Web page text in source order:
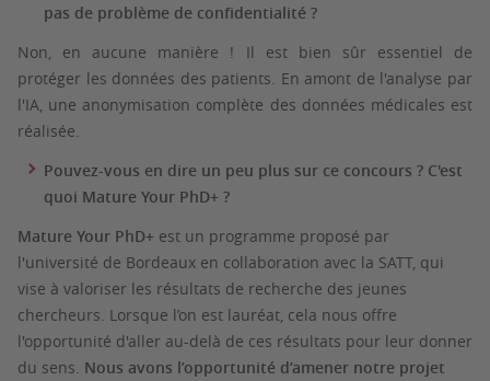
pas de problème de confidentialité ?
Non, en aucune manière ! Il est bien sûr essentiel de
protéger les données des patients. En amont de l'analyse par
l'IA, une anonymisation complète des données médicales est
réalisée.
Pouvez-vous en dire un peu plus sur ce concours ? C'est
quoi Mature Your PhD+ ?
Mature Your PhD+ est un programme proposé par
l'université de Bordeaux en collaboration avec la SATT, qui
vise à valoriser les résultats de recherche des jeunes
chercheurs. Lorsque l’on est lauréat, cela nous offre
l'opportunité d'aller au-delà de ces résultats pour leur donner
du sens. Nous avons l’opportunité d’amener notre projet